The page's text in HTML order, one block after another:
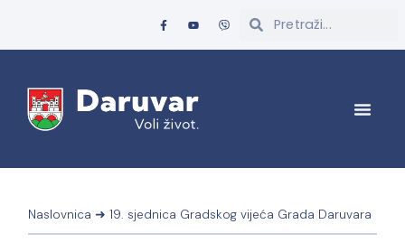
Naslovnica ➜19. sjednica Gradskog vijeća Grada Daruvara